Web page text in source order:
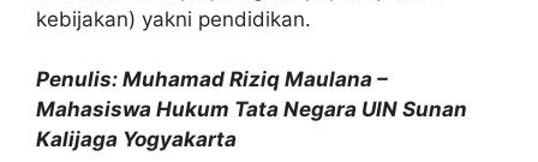
kebijakan) yakni pendidikan.
Penulis: Muhamad Riziq Maulana –
Mahasiswa Hukum Tata Negara UIN Sunan
Kalijaga Yogyakarta